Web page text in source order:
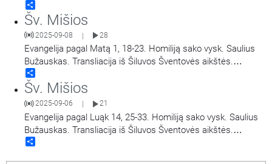
Didieji Švč. Mergelės Marijos Gimimo atlaidai.
Šv. Mišios
2025-09-08 | 28
Evangelija pagal Matą 1, 18-23. Homiliją sako vysk. Saulius
Bužauskas. Transliacija iš Šiluvos Šventovės aikštės.
Didieji Švč. Mergelės Marijos Gimimo atlaidai.
Šv. Mišios
2025-09-06 21
Evangelija pagal Luąk 14, 25-33. Homiliją sako vysk. Saulius
Bužauskas. Transliacija iš Šiluvos Šventovės aikštės.
Didieji Švč. Mergelės Marijos Gimimo atlaidai.